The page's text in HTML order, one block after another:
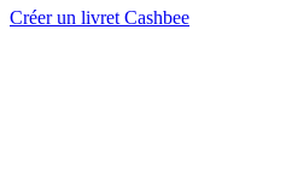
Créer un livret Cashbee